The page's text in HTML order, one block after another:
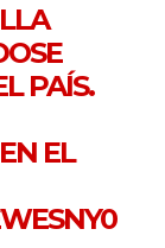
PAÍS.
EL